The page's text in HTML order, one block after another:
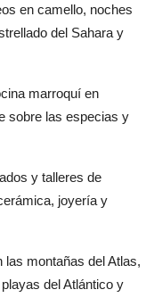
en camello, noches
del Sahara y
marroquí en
sobre las especias y
y talleres de
joyería y
las montañas del Atlas,
del Atlántico y